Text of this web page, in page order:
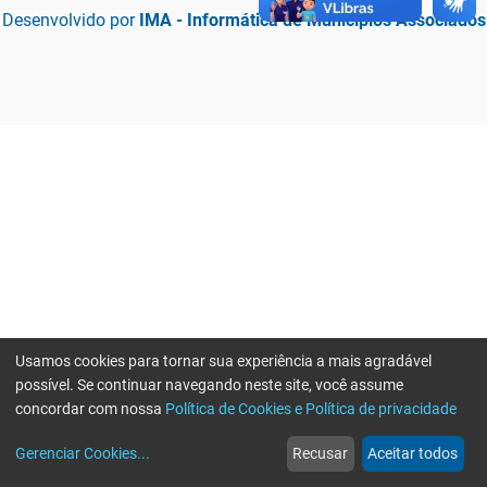
Desenvolvido por IMA - Informática de Municípios Associados
web
Notícias
more_horiz
Mais
Usamos cookies para tornar sua experiência a mais agradável
possível. Se continuar navegando neste site, você assume
concordar com nossa Política de Cookies e Política de privacidade
Gerenciar Cookies... Recusar Aceitar todos
Erro ao enviar informações, por favor tente novamente